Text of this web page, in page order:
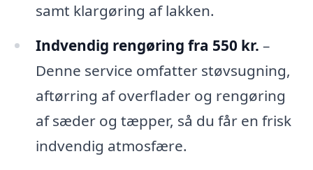
samt klargøring af lakken.
Indvendig rengøring fra 550 kr. –
Denne service omfatter støvsugning,
aftørring af overflader og rengøring
af sæder og tæpper, så du får en frisk
indvendig atmosfære.